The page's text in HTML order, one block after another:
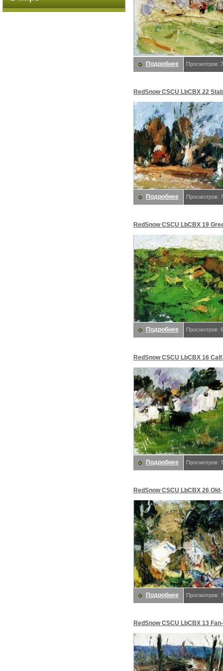
Подробнее Просмотров:
RedSnow CSCU LbCBX 22
Beixin Chen
Подробнее Просмотров:
RedSnow CSCU LbCBX 19
Beixin Chen
Подробнее Просмотров:
RedSnow CSCU LbCBX 16
Chen
Подробнее Просмотров:
RedSnow CSCU LbCBX 26 Old-
Residence. Beixin Chen
Подробнее Просмотров:
RedSnow CSCU LbCBX 13
Beixin Chen